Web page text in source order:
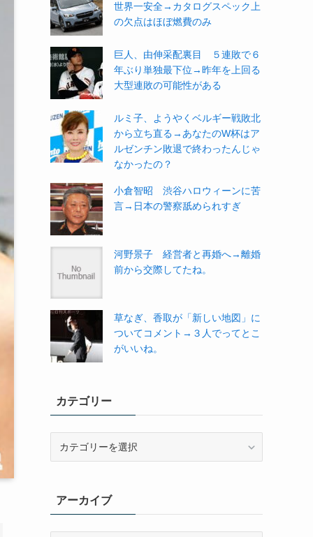
世界一安全→カタログスペック上
の欠点はほぼ燃費のみ
巨人、由伸采配裏目 ５連敗で６
年ぶり単独最下位→昨年を上回る
大型連敗の可能性がある
ルミ子、ようやくベルギー戦敗北
から立ち直る→あなたのW杯はア
ルゼンチン敗退で終わったんじゃ
なかったの？
小倉智昭 渋谷ハロウィーンに苦
言→日本の警察舐められすぎ
河野景子 経営者と再婚へ→離婚
前から交際してたね。
草なぎ、香取が「新しい地図」に
ついてコメント→３人でってとこ
がいいね。
カテゴリー
ーアーカイブ